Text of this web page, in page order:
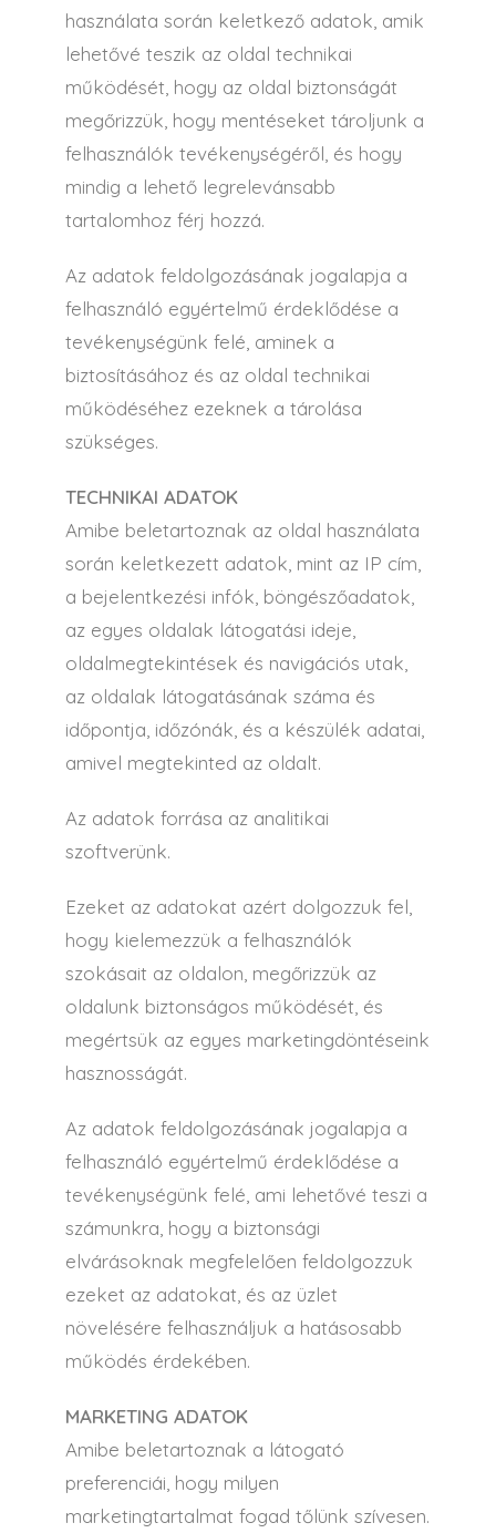
használata során keletkező adatok, amik
lehetővé teszik az oldal technikai
működését, hogy az oldal biztonságát
megőrizzük, hogy mentéseket tároljunk a
felhasználók tevékenységéről, és hogy
mindig a lehető legrelevánsabb
tartalomhoz férj hozzá.
Az adatok feldolgozásának jogalapja a
felhasználó egyértelmű érdeklődése a
tevékenységünk felé, aminek a
biztosításához és az oldal technikai
működéséhez ezeknek a tárolása
szükséges.
TECHNIKAI ADATOK
Amibe beletartoznak az oldal használata
során keletkezett adatok, mint az IP cím,
a bejelentkezési infók, böngészőadatok,
az egyes oldalak látogatási ideje,
oldalmegtekintések és navigációs utak,
az oldalak látogatásának száma és
időpontja, időzónák, és a készülék adatai,
amivel megtekinted az oldalt.
Az adatok forrása az analitikai
szoftverünk.
Ezeket az adatokat azért dolgozzuk fel,
hogy kielemezzük a felhasználók
szokásait az oldalon, megőrizzük az
oldalunk biztonságos működését, és
megértsük az egyes marketingdöntéseink
hasznosságát.
Az adatok feldolgozásának jogalapja a
felhasználó egyértelmű érdeklődése a
tevékenységünk felé, ami lehetővé teszi a
számunkra, hogy a biztonsági
elvárásoknak megfelelően feldolgozzuk
ezeket az adatokat, és az üzlet
növelésére felhasználjuk a hatásosabb
működés érdekében.
MARKETING ADATOK
Amibe beletartoznak a látogató
preferenciái, hogy milyen
marketingtartalmat fogad tőlünk szívesen.